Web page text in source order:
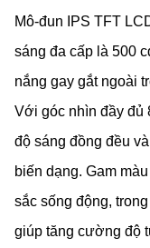
Mô-đun IPS TFT
sáng đa cấp là 500
nắng gay gắt ngoài
Với góc nhìn đầy đủ
độ sáng đồng đều
biến dạng. Gam
sắc sống động,
giúp tăng cường độ